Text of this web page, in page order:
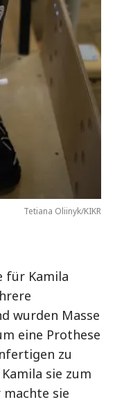
Tetiana Oliinyk/KIKR
für Kamila
wurden Masse
eine Prothese
zu
sie zum
machte sie